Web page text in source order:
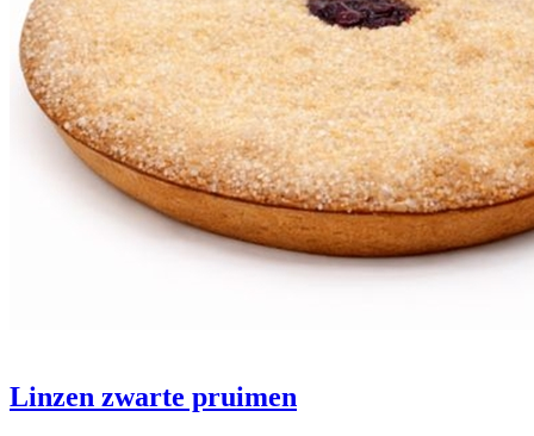
Linzen zwarte pruimen